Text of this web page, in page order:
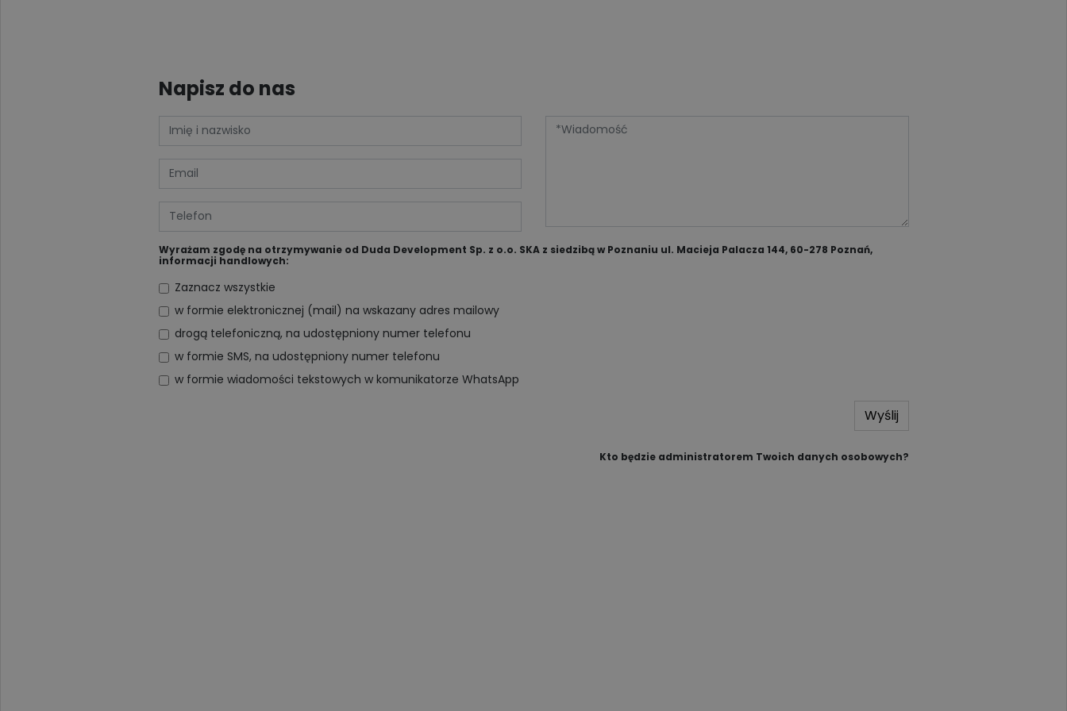
Napisz do nas
Wyrażam zgodę na otrzymywanie od Duda Development Sp. z o.o. SKA z siedzibą w Poznaniu ul. Macieja Palacza 144, 60-278 Poznań,
informacji handlowych:
Zaznacz wszystkie
w formie elektronicznej (mail) na wskazany adres mailowy
drogą telefoniczną, na udostępniony numer telefonu
w formie SMS, na udostępniony numer telefonu
w formie wiadomości tekstowych w komunikatorze WhatsApp
Wyślij
Kto będzie administratorem Twoich danych osobowych?